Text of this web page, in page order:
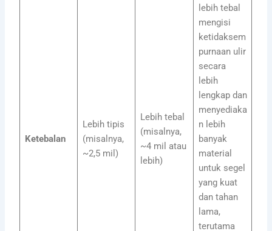
Ketebalan
Lebih tipis
(misalnya,
~2,5 mil)
Lebih tebal
(misalnya,
~4 mil atau
lebih)
lebih tebal
mengisi
ketidaksem
purnaan ulir
secara
lebih
lengkap dan
menyediaka
n lebih
banyak
material
untuk segel
yang kuat
dan tahan
lama,
terutama